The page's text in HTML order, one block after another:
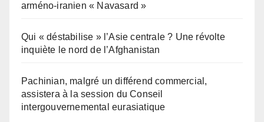
arméno-iranien « Navasard »
Qui « déstabilise » l’Asie centrale ? Une révolte
inquiète le nord de l’Afghanistan
Pachinian, malgré un différend commercial,
assistera à la session du Conseil
intergouvernemental eurasiatique